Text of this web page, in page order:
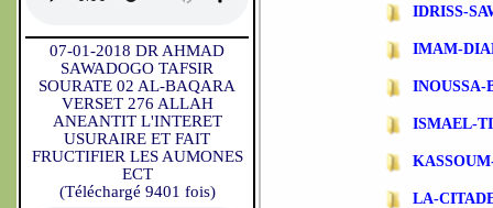
07-01-2018 DR AHMAD
SAWADOGO TAFSIR
SOURATE 02 AL-BAQARA
VERSET 276 ALLAH
ANEANTIT L'INTERET
USURAIRE ET FAIT
FRUCTIFIER LES AUMONES
ECT
(Téléchargé 9401 fois)
IDRISS-
IMAM-
INOUSSA-
ISMAEL-
LA-